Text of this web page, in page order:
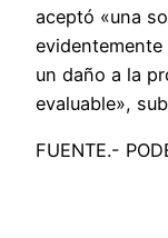
aceptó «una
un daño a la
evaluable»,
FUENTE.-